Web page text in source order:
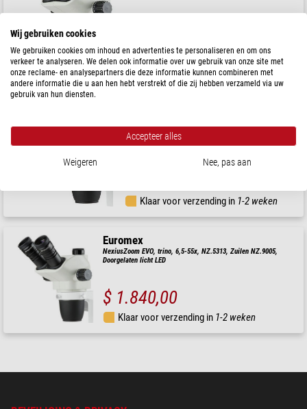
$ 1.120,00
Klaar voor verzending in 1-2 weken
Klaar voor verzending in 1-2 weken
Euromex
NexiusZoom EVO, trino, 6,5-55x, NZ.5313, Zuilen NZ.9005,
Doorgelaten licht LED
$ 1.840,00
Klaar voor verzending in 1-2 weken
Wij gebruiken cookies
We gebruiken cookies om inhoud en advertenties te personaliseren en om ons
verkeer te analyseren. We delen ook informatie over uw gebruik van onze site met
onze reclame- en analysepartners die deze informatie kunnen combineren met
andere informatie die u aan hen hebt verstrekt of die zij hebben verzameld via uw
gebruik van hun diensten.
Accepteer alles
Weigeren Nee, pas aan